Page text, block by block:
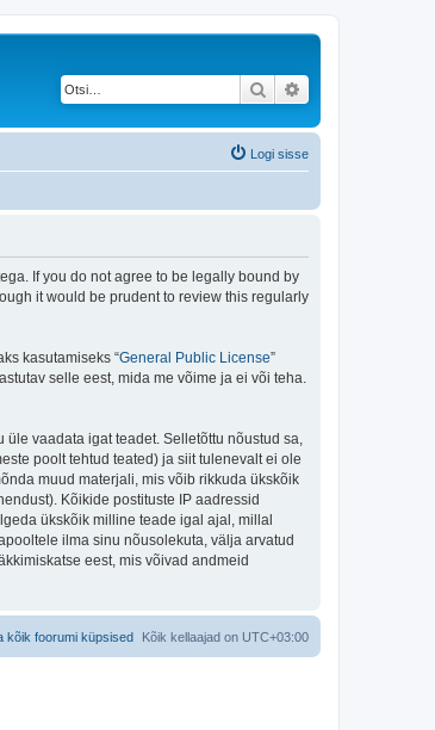
Otsi
Logi sisse
If you do not agree to be legally bound by
it would be prudent to review this regularly
kasutamiseks “General Public License”
selle eest, mida me võime ja ei või teha.
vaadata igat teadet. Selletõttu nõustud sa,
poolt tehtud teated) ja siit tulenevalt ei ole
muud materjali, mis võib rikkuda ükskõik
Kõikide postituste IP aadressid
ükskõik milline teade igal ajal, millal
ilma sinu nõusolekuta, välja arvatud
eest, mis võivad andmeid
Kõik kellaajad on UTC+03:00
kõik foorumi küpsised